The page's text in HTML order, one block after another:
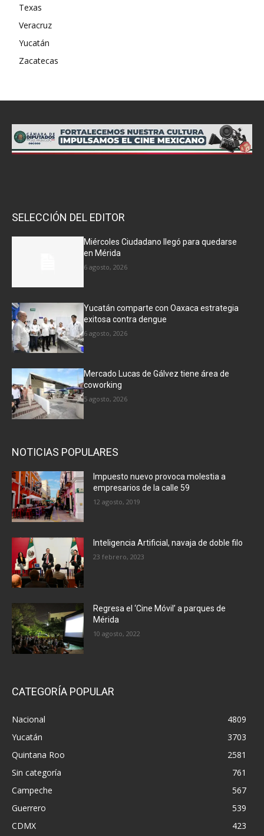
Texas
Veracruz
Yucatán
Zacatecas
SELECCIÓN DEL EDITOR
Miércoles Ciudadano llegó para quedarse
en Mérida
6 agosto, 2026
Yucatán comparte con Oaxaca estrategia
exitosa contra dengue
6 agosto, 2026
Mercado Lucas de Gálvez tiene área de
coworking
5 agosto, 2026
NOTICIAS POPULARES
Impuesto nuevo provoca molestia a
empresarios de la calle 59
12 agosto, 2019
Inteligencia Artificial, navaja de doble filo
23 febrero, 2023
Regresa el ‘Cine Móvil’ a parques de
Mérida
10 agosto, 2022
CATEGORÍA POPULAR
Nacional
4809
Yucatán
3703
Quintana Roo
2581
Sin categoría
761
Campeche
567
Guerrero
539
CDMX
423